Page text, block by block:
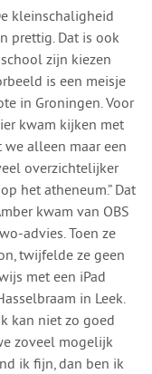
kleinschaligheid
prettig. Dat is ook
zijn kiezen
is een meisje
in Groningen. Voor
kwam kijken met
we alleen maar een
overzichtelijker
het atheneum.” Dat
kwam van OBS
advies. Toen ze
twijfelde ze geen
met een iPad
in Leek.
kan niet zo goed
zoveel mogelijk
ik fijn, dan ben ik